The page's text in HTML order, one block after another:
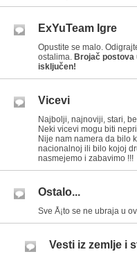
ExYuTeam Igre
Opustite se malo.
ostalima. Brojač postova
isključen!
Vicevi
Najbolji, najnoviji, stari,
Neki vicevi mogu biti
Nije nam namera da bilo
nacionalnoj ili bilo kojoj
nasmejemo i zabavimo !!!
Ostalo...
Sve Å¡to se ne ubraja u
Vesti iz zemlje i